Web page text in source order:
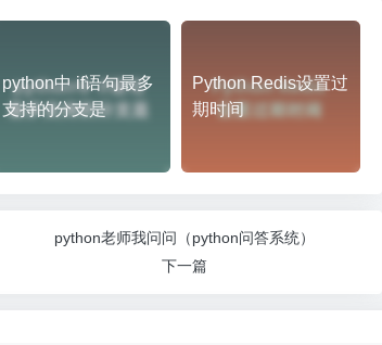
python中 if语句最多
支持的分支是
Python Redis设置过
期时间
python老师我问问（python问答系统）
下一篇